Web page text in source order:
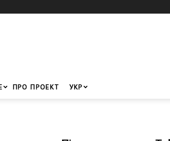
ПРО ПРОЕКТ УКР